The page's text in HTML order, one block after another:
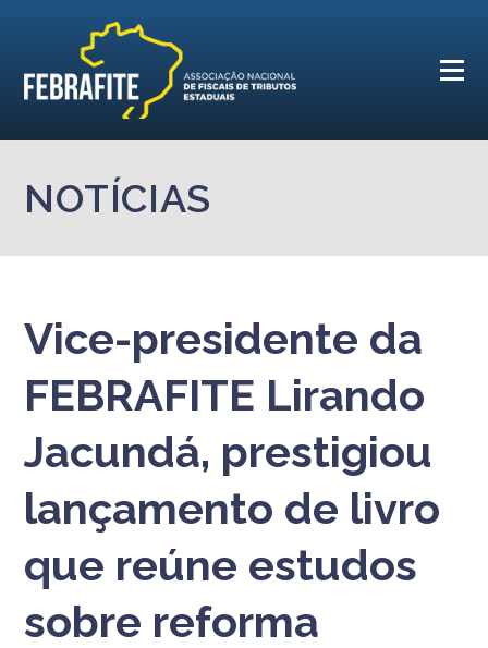
NOTÍCIAS
Vice-presidente da
FEBRAFITE Lirando
Jacundá, prestigiou
lançamento de livro
que reúne estudos
sobre reforma